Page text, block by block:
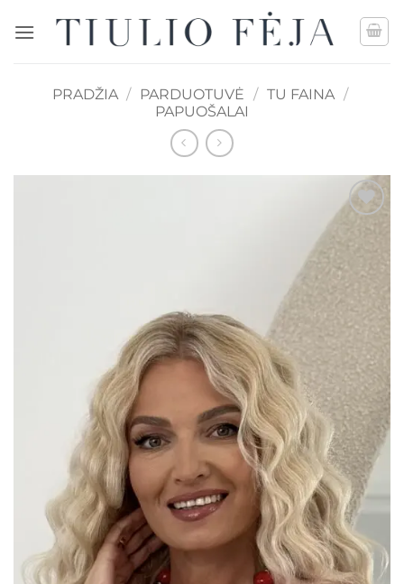
PRADŽIA / PARDUOTUVĖ / TU FAINA /
PAPUOŠALAI
Mėgstamiausias